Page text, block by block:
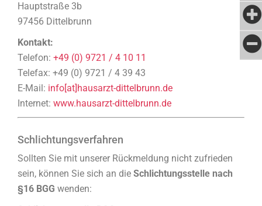
Hauptstraße 3b
97456 Dittelbrunn
Kontakt:
Telefon: +49 (0) 9721 / 4 10 11
Telefax: +49 (0) 9721 / 4 39 43
E-Mail: info[at]hausarzt-dittelbrunn.de
Internet: www.hausarzt-dittelbrunn.de
Schlichtungsverfahren
Sollten Sie mit unserer Rückmeldung nicht zufrieden
sein, können Sie sich an die Schlichtungsstelle nach
§16 BGG wenden: